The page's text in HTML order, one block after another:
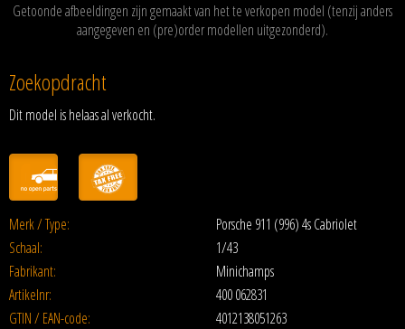
Getoonde afbeeldingen zijn gemaakt van het te verkopen model (tenzij anders
aangegeven en (pre)order modellen uitgezonderd).
Zoekopdracht
Dit model is helaas al verkocht.
Merk / Type:
Porsche 911 (996) 4s Cabriolet
Schaal:
1/43
Fabrikant:
Minichamps
Artikelnr:
400 062831
GTIN / EAN-code:
4012138051263